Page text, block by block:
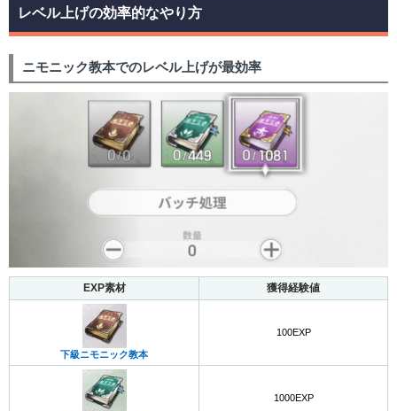
レベル上げの効率的なやり方
ニモニック教本でのレベル上げが最効率
EXP素材 獲得経験値
下級ニモニック教本
100EXP
1000EXP